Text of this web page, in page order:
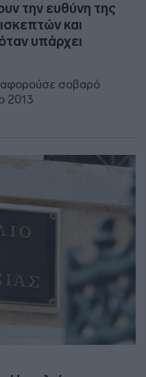
την ευθύνη της
και
υπάρχει
σοβαρό
2013